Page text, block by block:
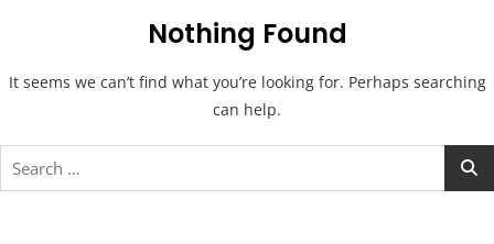
Nothing Found
It seems we can’t find what you’re looking for. Perhaps searching
can help.
Search